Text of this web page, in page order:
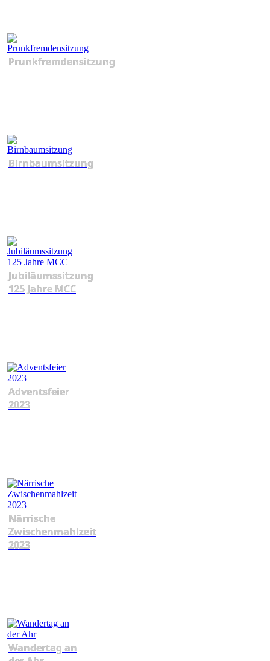
Prunkfremdensitzung
Birnbaumsitzung
Jubiläumssitzung
125 Jahre MCC
Adventsfeier
2023
Närrische
Zwischenmahlzeit
2023
Wandertag an